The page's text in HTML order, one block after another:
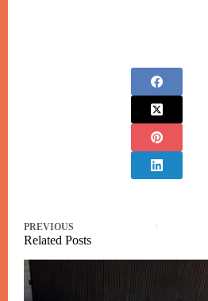
PREVIOUS
Related Posts